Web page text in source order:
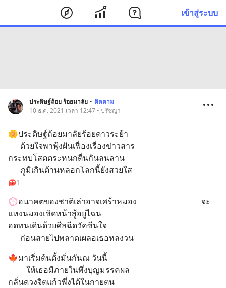
เข้าสู่ระบบ
ประดิษฐ์ถ้อย ร้อยมาลัย • ติดตาม
10 ธ.ค. 2021 เวลา 12:47 • ปรัชญา
🌼ประดิษฐ์ถ้อยมาลัยร้อยดาวระย้า
      ด้วยใจพาฟุ้งฝันเฟื่องเรื่องข่าวสาร
กระทบโสตตระหนกตื่นกันลนลาน
      ภูมิเกินต้านหลอกโลกนี้ยังสวยใส
1
💮อนาคตของชาติเล่าอาจเศร้าหมอง                                จะ
แหงนมองเชิดหน้าสู้อยู่ไฉน
อดทนเดินด้วยศีลฉีดวัคซีนใจ
      ก่อนสายไปพลาดเผลอเธอหลงวน
🍁มาเริ่มต้นตั้งมั่นกันณ วันนี้
         ให้เธอมีภายในพึ่งบุญมรรคผล
กลั่นดวงจิตแก้วพึ่งได้ในกายตน